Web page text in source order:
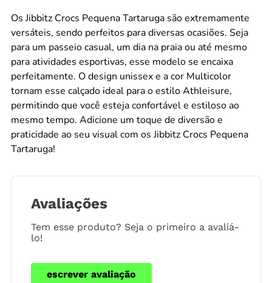
Os Jibbitz Crocs Pequena Tartaruga são extremamente
versáteis, sendo perfeitos para diversas ocasiões. Seja
para um passeio casual, um dia na praia ou até mesmo
para atividades esportivas, esse modelo se encaixa
perfeitamente. O design unissex e a cor Multicolor
tornam esse calçado ideal para o estilo Athleisure,
permitindo que você esteja confortável e estiloso ao
mesmo tempo. Adicione um toque de diversão e
praticidade ao seu visual com os Jibbitz Crocs Pequena
Tartaruga!
Avaliações
Tem esse produto? Seja o primeiro a avaliá-
lo!
escrever avaliação